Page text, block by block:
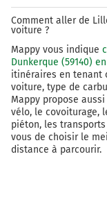
Comment aller de
voiture ?
Mappy vous indique
Dunkerque (59140)
itinéraires en tenant
voiture, type de
Mappy propose
vélo, le covoiturage,
piéton, les
vous de choisir le
distance à parcourir.